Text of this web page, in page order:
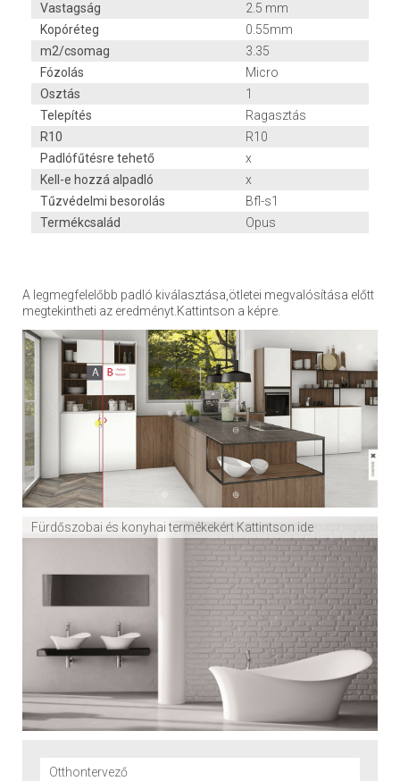
Vastagság
2.5 mm
Kopóréteg
0.55mm
m2/csomag
3.35
Fózolás
Micro
Osztás
1
Telepítés
Ragasztás
R10
R10
Padlófűtésre tehető
x
Kell-e hozzá alpadló
x
Tűzvédelmi besorolás
Bfl-s1
Termékcsalád
Opus
A legmegfelelőbb padló kiválasztása,ötletei megvalósítása előtt
megtekintheti az eredményt.Kattintson a képre.
Fürdőszobai és konyhai termékekért Kattintson ide
Otthontervező